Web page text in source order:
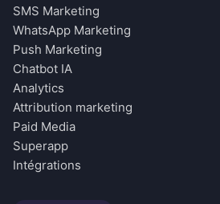
SMS Marketing
WhatsApp Marketing
Push Marketing
Chatbot IA
Analytics
Attribution marketing
Paid Media
Superapp
Intégrations